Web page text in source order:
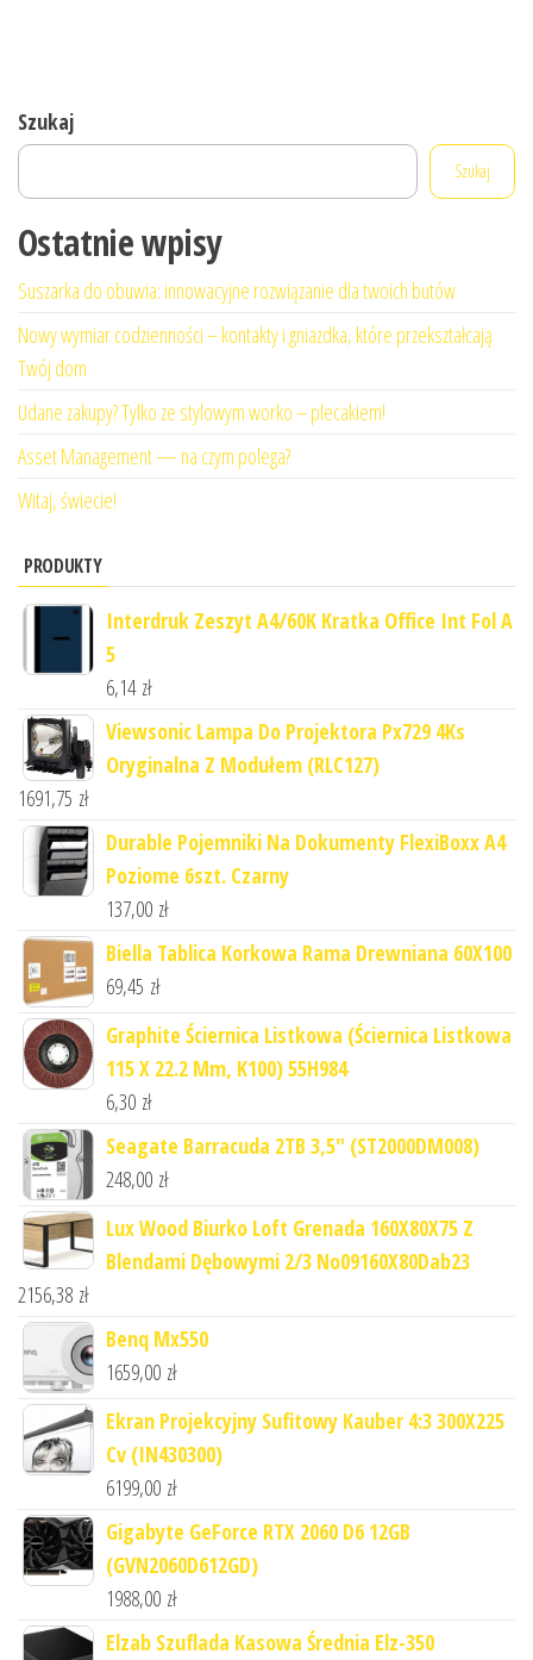
Szukaj
Szukaj
Ostatnie wpisy
Suszarka do obuwia: innowacyjne rozwiązanie dla twoich butów
Nowy wymiar codzienności – kontakty i gniazdka, które przekształcają
Twój dom
Udane zakupy? Tylko ze stylowym worko – plecakiem!
Asset Management — na czym polega?
Witaj, świecie!
PRODUKTY
Interdruk Zeszyt A4/60K Kratka Office Int Fol A
5
6,14 zł
Viewsonic Lampa Do Projektora Px729 4Ks
Oryginalna Z Modułem (RLC127)
1691,75 zł
Durable Pojemniki Na Dokumenty FlexiBoxx A4
Poziome 6szt. Czarny
137,00 zł
Biella Tablica Korkowa Rama Drewniana 60X100
69,45 zł
Graphite Ściernica Listkowa (Ściernica Listkowa
115 X 22.2 Mm, K100) 55H984
6,30 zł
Seagate Barracuda 2TB 3,5" (ST2000DM008)
248,00 zł
Lux Wood Biurko Loft Grenada 160X80X75 Z
Blendami Dębowymi 2/3 No09160X80Dab23
2156,38 zł
Benq Mx550
1659,00 zł
Ekran Projekcyjny Sufitowy Kauber 4:3 300X225
Cv (IN430300)
6199,00 zł
Gigabyte GeForce RTX 2060 D6 12GB
(GVN2060D612GD)
1988,00 zł
Elzab Szuflada Kasowa Średnia Elz-350